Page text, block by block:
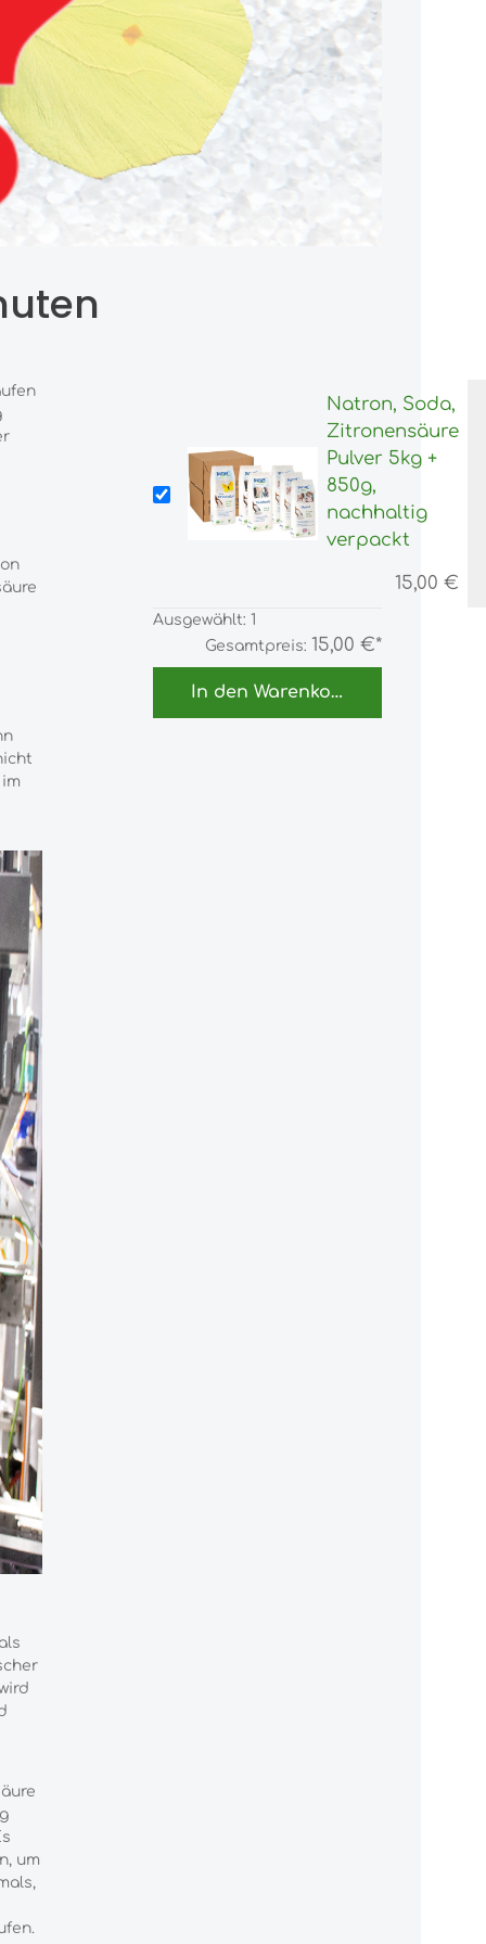
um
Natron, Soda,
Zitronensäure
Pulver 5kg +
850g,
nachhaltig
verpackt
15,00 €
Ausgewählt: 1
Gesamtpreis: 15,00 €*
In den Warenkorb